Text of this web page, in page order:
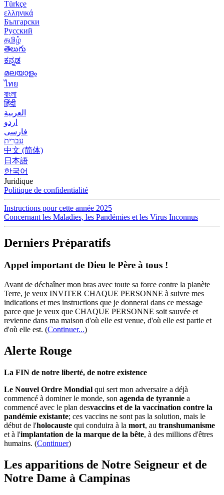
Türkçe
ελληνικά
Български
Русский
தமிழ்
తెలుగు
ಕನ್ನಡ
മലയാളം
ไทย
বাংলা
हिंदी
العربية
اردو
فارسی
עִברִית
中文 (简体)
日本語
한국어
Juridique
Politique de confidentialité
Instructions pour cette année 2025
Concernant les Maladies, les Pandémies et les Virus Inconnus
Derniers Préparatifs
Appel important de Dieu le Père à tous !
Avant de déchaîner mon bras avec toute sa force contre la planète
Terre, je veux INVITER CHAQUE PERSONNE à suivre mes
indications et mes instructions que je donnerai dans ce message
parce que je veux que CHAQUE PERSONNE soit sauvée et
revienne dans ma maison d'où elle est venue, d'où elle est partie et
d'où elle est. (Continuer...)
Alerte Rouge
La FIN de notre liberté, de notre existence
Le Nouvel Ordre Mondial qui sert mon adversaire a déjà
commencé à dominer le monde, son agenda de tyrannie a
commencé avec le plan desvaccins et de la vaccination contre la
pandémie existante; ces vaccins ne sont pas la solution, mais le
début de l'holocauste qui conduira à la mort, au transhumanisme
et à l'implantation de la marque de la bête, à des millions d'êtres
humains. (Continuer)
Les apparitions de Notre Seigneur et de
Notre Dame à Campinas